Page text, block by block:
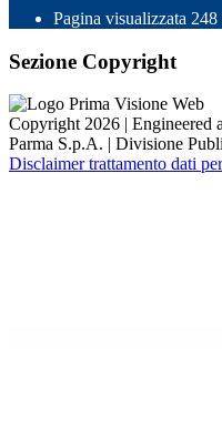
Pagina visualizzata 248
Sezione Copyright
Copyright 2026 | Engineered
Parma S.p.A. | Divisione
Disclaimer trattamento dati